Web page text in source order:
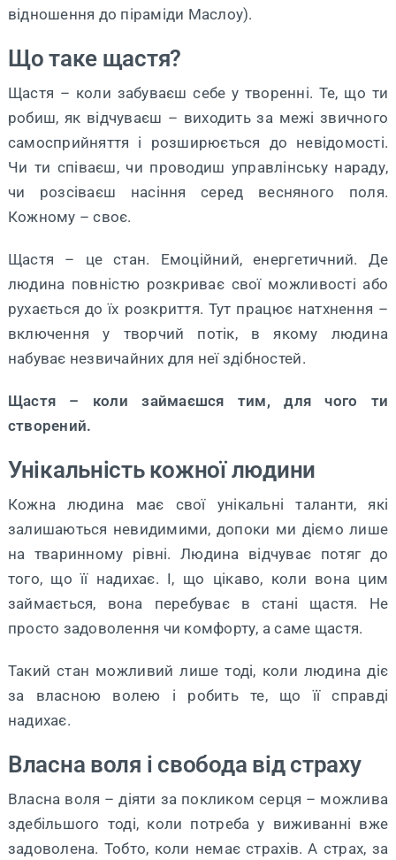
відношення до піраміди Маслоу).
Що таке щастя?
Щастя – коли забуваєш себе у творенні. Те, що ти
робиш, як відчуваєш – виходить за межі звичного
самосприйняття і розширюється до невідомості.
Чи ти співаєш, чи проводиш управлінську нараду,
чи розсіваєш насіння серед весняного поля.
Кожному – своє.
Щастя – це стан. Емоційний, енергетичний. Де
людина повністю розкриває свої можливості або
рухається до їх розкриття. Тут працює натхнення –
включення у творчий потік, в якому людина
набуває незвичайних для неї здібностей.
Щастя – коли займаєшся тим, для чого ти
створений.
Унікальність кожної людини
Кожна людина має свої унікальні таланти, які
залишаються невидимими, допоки ми діємо лише
на тваринному рівні. Людина відчуває потяг до
того, що її надихає. І, що цікаво, коли вона цим
займається, вона перебуває в стані щастя. Не
просто задоволення чи комфорту, а саме щастя.
Такий стан можливий лише тоді, коли людина діє
за власною волею і робить те, що її справді
надихає.
Власна воля і свобода від страху
Власна воля – діяти за покликом серця – можлива
здебільшого тоді, коли потреба у виживанні вже
задоволена. Тобто, коли немає страхів. А страх, за